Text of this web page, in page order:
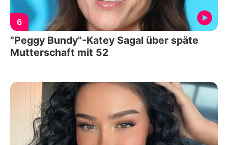
6
"Peggy Bundy"-Katey Sagal über späte
Mutterschaft mit 52